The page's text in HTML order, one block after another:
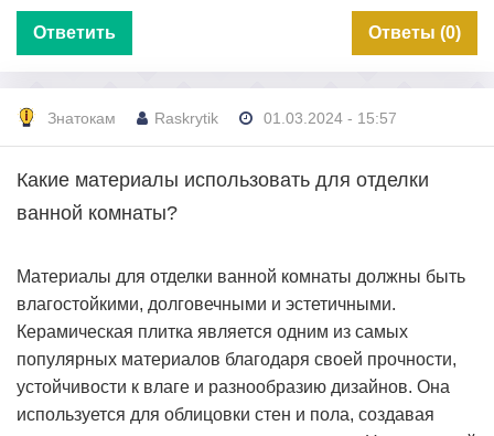
Ответить Ответы (0)
Знатокам Raskrytik 01.03.2024 - 15:57
Какие материалы использовать для отделки
ванной комнаты?
Материалы для отделки ванной комнаты должны быть
влагостойкими, долговечными и эстетичными.
Керамическая плитка является одним из самых
популярных материалов благодаря своей прочности,
устойчивости к влаге и разнообразию дизайнов. Она
используется для облицовки стен и пола, создавая